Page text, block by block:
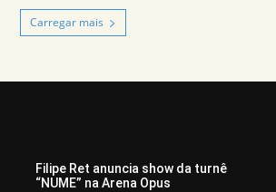
Carregar mais
Filipe Ret anuncia show da turnê
“NUME” na Arena Opus